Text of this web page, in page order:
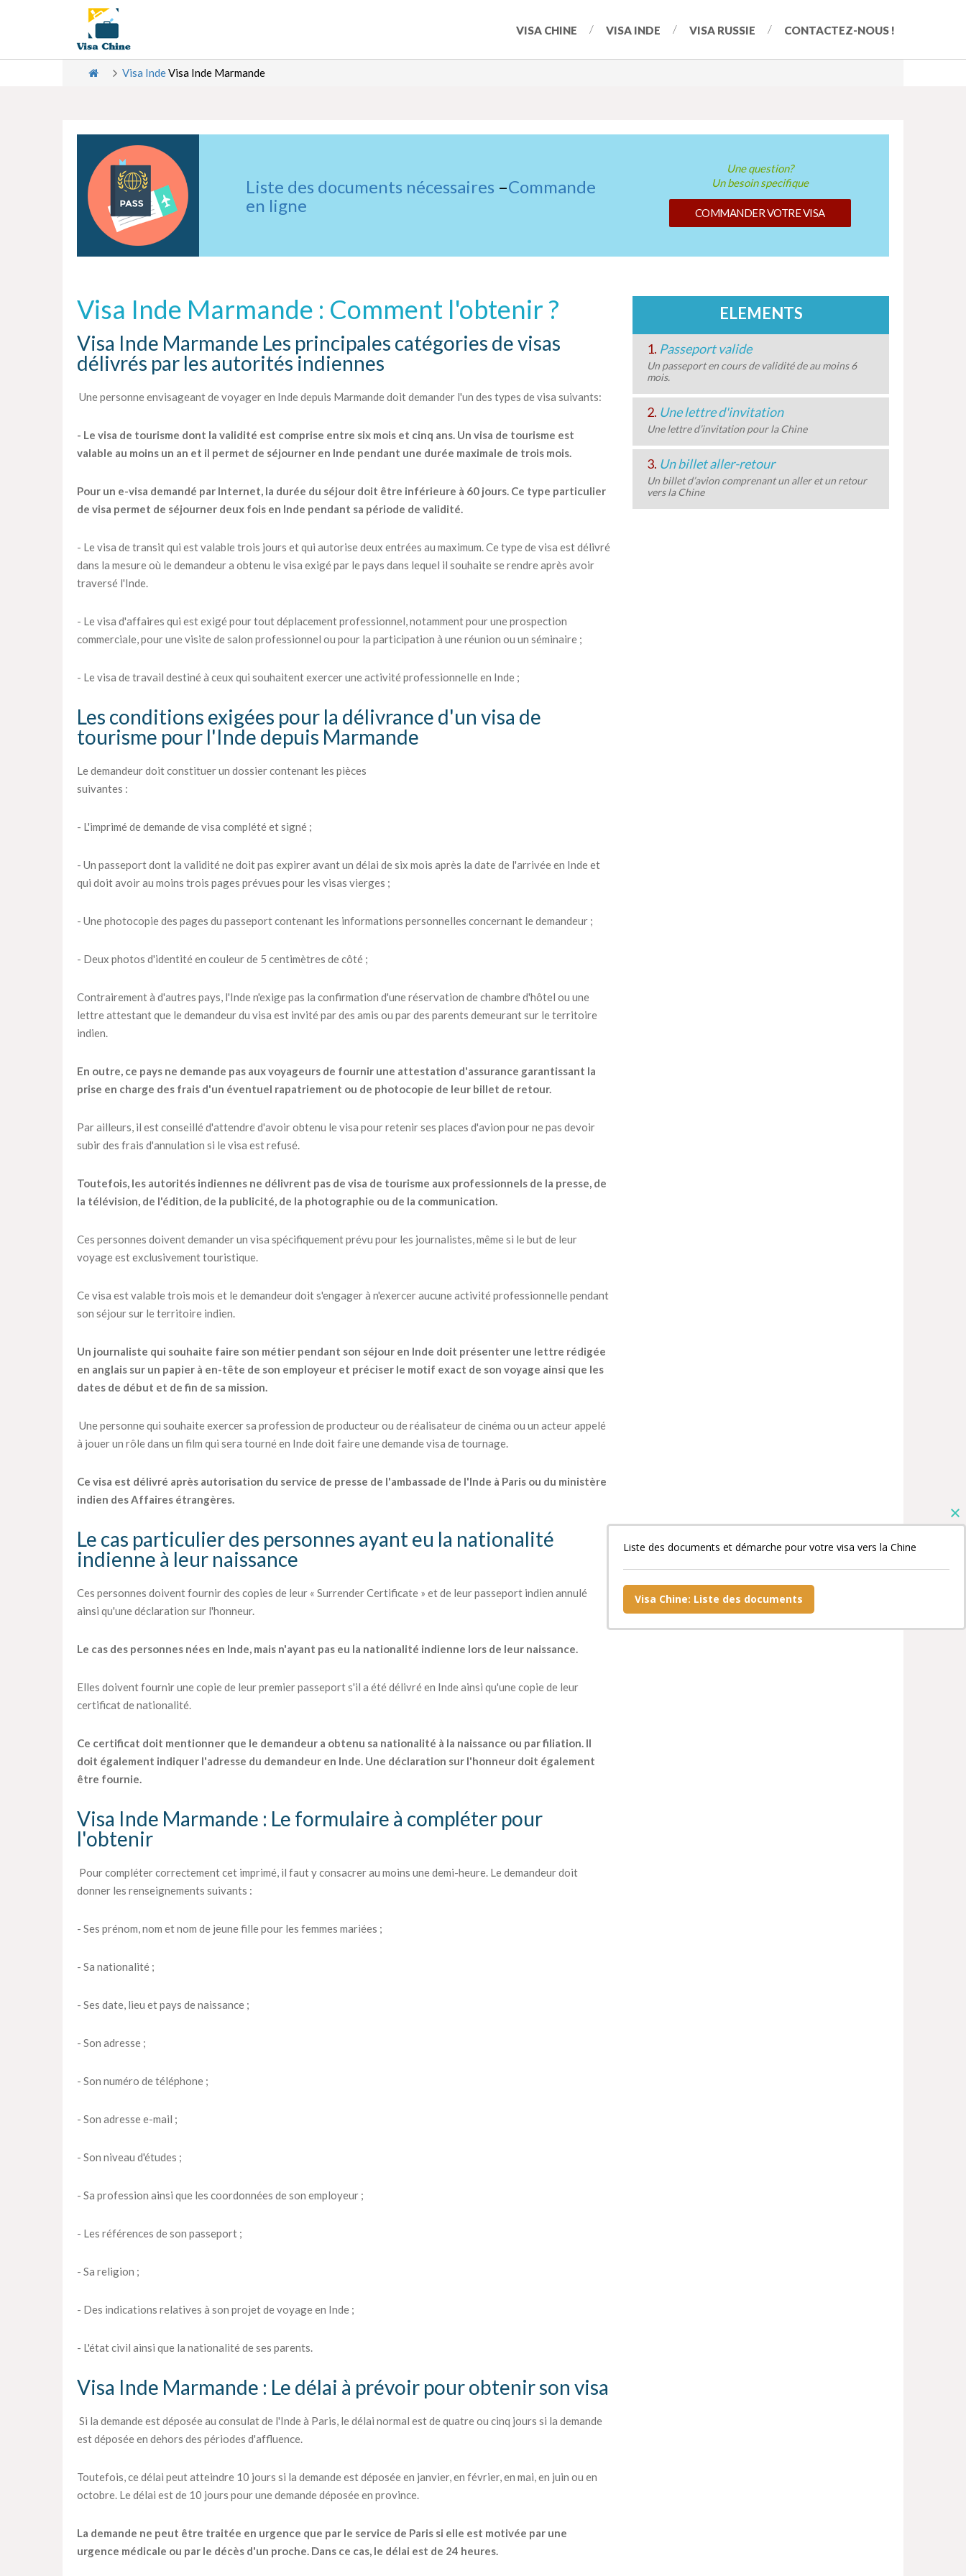
VISA CHINE VISA INDE VISA RUSSIE CONTACTEZ-NOUS !
Visa IndeVisa Inde Marmande
Liste des documents nécessaires –Commande
en ligne
Une question?
Un besoin specifique
COMMANDER VOTRE VISA
Visa Inde Marmande : Comment l'obtenir ?
Visa Inde Marmande Les principales catégories de visas
délivrés par les autorités indiennes
Une personne envisageant de voyager en Inde depuis Marmande doit demander l'un des types de visa suivants:
- Le visa de tourisme dont la validité est comprise entre six mois et cinq ans. Un visa de tourisme est
valable au moins un an et il permet de séjourner en Inde pendant une durée maximale de trois mois.
Pour un e-visa demandé par Internet, la durée du séjour doit être inférieure à 60 jours. Ce type particulier
de visa permet de séjourner deux fois en Inde pendant sa période de validité.
- Le visa de transit qui est valable trois jours et qui autorise deux entrées au maximum. Ce type de visa est délivré
dans la mesure où le demandeur a obtenu le visa exigé par le pays dans lequel il souhaite se rendre après avoir
traversé l'Inde.
- Le visa d'affaires qui est exigé pour tout déplacement professionnel, notamment pour une prospection
commerciale, pour une visite de salon professionnel ou pour la participation à une réunion ou un séminaire ;
- Le visa de travail destiné à ceux qui souhaitent exercer une activité professionnelle en Inde ;
Les conditions exigées pour la délivrance d'un visa de
tourisme pour l'Inde depuis Marmande
Le demandeur doit constituer un dossier contenant les pièces
suivantes :
- L'imprimé de demande de visa complété et signé ;
- Un passeport dont la validité ne doit pas expirer avant un délai de six mois après la date de l'arrivée en Inde et
qui doit avoir au moins trois pages prévues pour les visas vierges ;
- Une photocopie des pages du passeport contenant les informations personnelles concernant le demandeur ;
- Deux photos d'identité en couleur de 5 centimètres de côté ;
Contrairement à d'autres pays, l'Inde n'exige pas la confirmation d'une réservation de chambre d'hôtel ou une
lettre attestant que le demandeur du visa est invité par des amis ou par des parents demeurant sur le territoire
indien.
En outre, ce pays ne demande pas aux voyageurs de fournir une attestation d'assurance garantissant la
prise en charge des frais d'un éventuel rapatriement ou de photocopie de leur billet de retour.
Par ailleurs, il est conseillé d'attendre d'avoir obtenu le visa pour retenir ses places d'avion pour ne pas devoir
subir des frais d'annulation si le visa est refusé.
Toutefois, les autorités indiennes ne délivrent pas de visa de tourisme aux professionnels de la presse, de
la télévision, de l'édition, de la publicité, de la photographie ou de la communication.
Ces personnes doivent demander un visa spécifiquement prévu pour les journalistes, même si le but de leur
voyage est exclusivement touristique.
Ce visa est valable trois mois et le demandeur doit s'engager à n'exercer aucune activité professionnelle pendant
son séjour sur le territoire indien.
Un journaliste qui souhaite faire son métier pendant son séjour en Inde doit présenter une lettre rédigée
en anglais sur un papier à en-tête de son employeur et préciser le motif exact de son voyage ainsi que les
dates de début et de fin de sa mission.
Une personne qui souhaite exercer sa profession de producteur ou de réalisateur de cinéma ou un acteur appelé
à jouer un rôle dans un film qui sera tourné en Inde doit faire une demande visa de tournage.
Ce visa est délivré après autorisation du service de presse de l'ambassade de l'Inde à Paris ou du ministère
indien des Affaires étrangères.
Le cas particulier des personnes ayant eu la nationalité
indienne à leur naissance
Ces personnes doivent fournir des copies de leur « Surrender Certificate » et de leur passeport indien annulé
ainsi qu'une déclaration sur l'honneur.
Le cas des personnes nées en Inde, mais n'ayant pas eu la nationalité indienne lors de leur naissance.
Elles doivent fournir une copie de leur premier passeport s'il a été délivré en Inde ainsi qu'une copie de leur
certificat de nationalité.
Ce certificat doit mentionner que le demandeur a obtenu sa nationalité à la naissance ou par filiation. Il
doit également indiquer l'adresse du demandeur en Inde. Une déclaration sur l'honneur doit également
être fournie.
Visa Inde Marmande : Le formulaire à compléter pour
l'obtenir
Pour compléter correctement cet imprimé, il faut y consacrer au moins une demi-heure. Le demandeur doit
donner les renseignements suivants :
- Ses prénom, nom et nom de jeune fille pour les femmes mariées ;
- Sa nationalité ;
- Ses date, lieu et pays de naissance ;
- Son adresse ;
- Son numéro de téléphone ;
- Son adresse e-mail ;
- Son niveau d'études ;
- Sa profession ainsi que les coordonnées de son employeur ;
- Les références de son passeport ;
- Sa religion ;
- Des indications relatives à son projet de voyage en Inde ;
- L'état civil ainsi que la nationalité de ses parents.
Visa Inde Marmande : Le délai à prévoir pour obtenir son visa
Si la demande est déposée au consulat de l'Inde à Paris, le délai normal est de quatre ou cinq jours si la demande
est déposée en dehors des périodes d'affluence.
Toutefois, ce délai peut atteindre 10 jours si la demande est déposée en janvier, en février, en mai, en juin ou en
octobre. Le délai est de 10 jours pour une demande déposée en province.
La demande ne peut être traitée en urgence que par le service de Paris si elle est motivée par une
urgence médicale ou par le décès d'un proche. Dans ce cas, le délai est de 24 heures.
ELEMENTS
1. Passeport valide
Un passeport en cours de validité de au moins 6
mois.
2. Une lettre d'invitation
Une lettre d’invitation pour la Chine
3. Un billet aller-retour
Un billet d’avion comprenant un aller et un retour
vers la Chine
Liste des documents et démarche pour votre visa vers la Chine
Visa Chine: Liste des documents